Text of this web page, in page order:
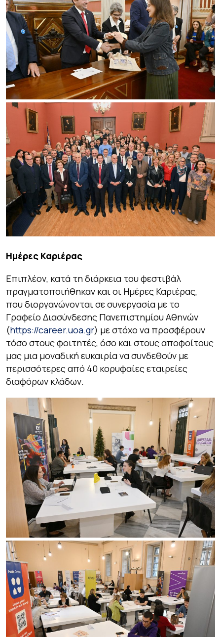
Ημέρες Καριέρας
Επιπλέον, κατά τη διάρκεια του φεστιβάλ
πραγματοποιήθηκαν και οι Ημέρες Καριέρας,
που διοργανώνονται σε συνεργασία με το
Γραφείο Διασύνδεσης Πανεπιστημίου Αθηνών
(https://career.uoa.gr) με στόχο να προσφέρουν
τόσο στους φοιτητές, όσο και στους αποφοίτους
μας μια μοναδική ευκαιρία να συνδεθούν με
περισσότερες από 40 κορυφαίες εταιρείες
διαφόρων κλάδων.